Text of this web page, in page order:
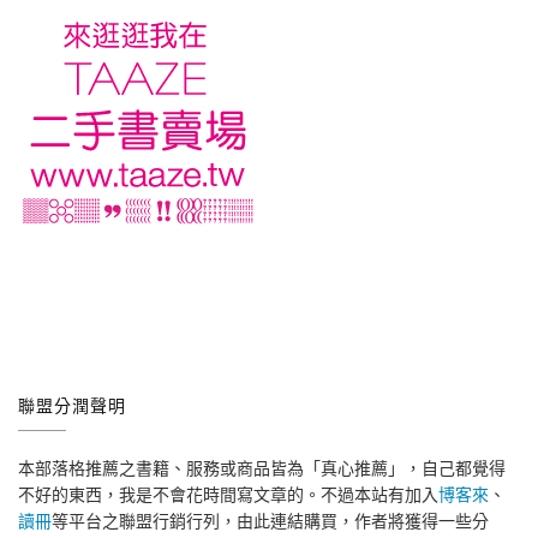
聯盟分潤聲明
本部落格推薦之書籍、服務或商品皆為「真心推薦」，自己都覺得
不好的東西，我是不會花時間寫文章的。不過本站有加入博客來 、
讀冊等平台之聯盟行銷行列，由此連結購買，作者將獲得一些分